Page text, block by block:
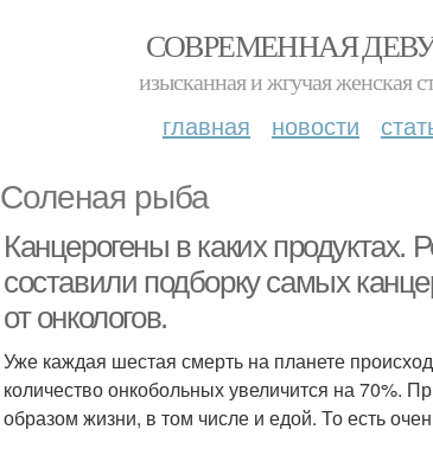
СОВРЕМЕННАЯ
изысканная и жгучая женская
главная новости
Соленая рыба
Канцерогены в каких
составили подборку самых
от онкологов.
Уже каждая шестая смерть на планете
количество онкобольных увеличится на 70%.
образом жизни, в том числе и едой. То есть